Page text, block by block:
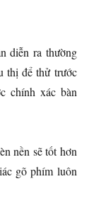
diễn ra thường
thị để thử trước
chính xác bàn
nền sẽ tốt hơn
gõ phím luôn